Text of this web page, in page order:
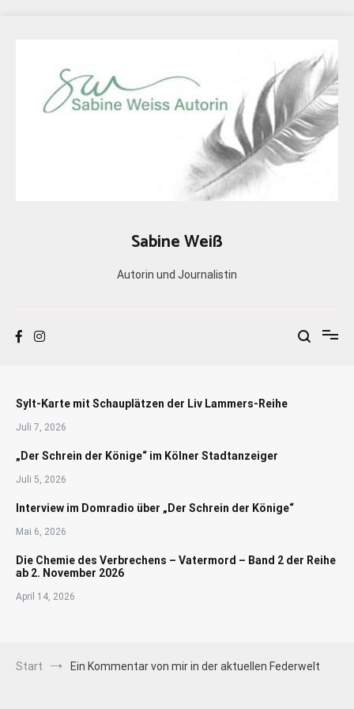
Sabine Weiß
Autorin und Journalistin
Sylt-Karte mit Schauplätzen der Liv Lammers-Reihe
Juli 7, 2026
„Der Schrein der Könige“ im Kölner Stadtanzeiger
Juli 5, 2026
Interview im Domradio über „Der Schrein der Könige“
Mai 6, 2026
Die Chemie des Verbrechens – Vatermord – Band 2 der Reihe
ab 2. November 2026
April 14, 2026
Start Ein Kommentar von mir in der aktuellen Federwelt